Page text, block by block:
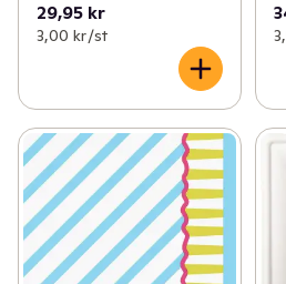
29,95 kr
3,00 kr /st